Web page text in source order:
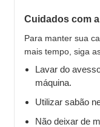
Cuidados com
Para manter sua
mais tempo, siga
Lavar do
máquina.
Utilizar sabão
Não deixar de